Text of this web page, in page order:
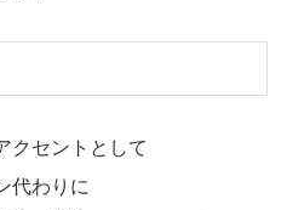
クセントとして
代わりに